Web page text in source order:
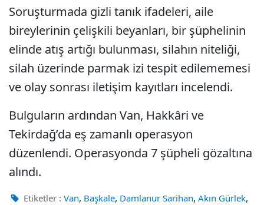
Soruşturmada gizli tanık ifadeleri, aile
bireylerinin çelişkili beyanları, bir şüphelinin
elinde atış artığı bulunması, silahın niteliği,
silah üzerinde parmak izi tespit edilememesi
ve olay sonrası iletişim kayıtları incelendi.
Bulguların ardından Van, Hakkâri ve
Tekirdağ’da eş zamanlı operasyon
düzenlendi. Operasyonda 7 şüpheli gözaltına
alındı.
Etiketler : Van, Başkale, Damlanur Sarihan, Akın Gürlek,